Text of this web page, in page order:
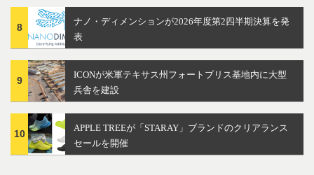
8
ナノ・ディメンションが2026年度第2四半期決算を発
表
9
ICONが米軍テキサス州フォートブリス基地内に大型
兵舎を建設
10
APPLE TREEが「STARAY」ブランドのクリアランス
セールを開催